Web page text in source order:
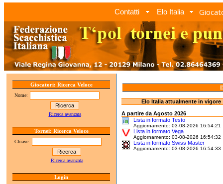
Contatti Elo Italia
Giocatori: Ricerca Veloce
Nome:
Ricerca avanzata
Tornei: Ricerca Veloce
Chiave:
Ricerca avanzata
Login
Elo Italia attualmente in vigore
A partire da Agosto 2026
Lista in formato Testo
Aggiornamento: 03-08-2026 16:54:21
Lista in formato Vega
Aggiornamento: 03-08-2026 16:54:32
Lista in formato Swiss Master
Aggiornamento: 03-08-2026 16:54:33